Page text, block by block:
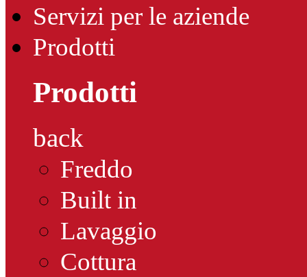
Servizi per le aziende
Prodotti
Prodotti
back
Freddo
Built in
Lavaggio
Cottura